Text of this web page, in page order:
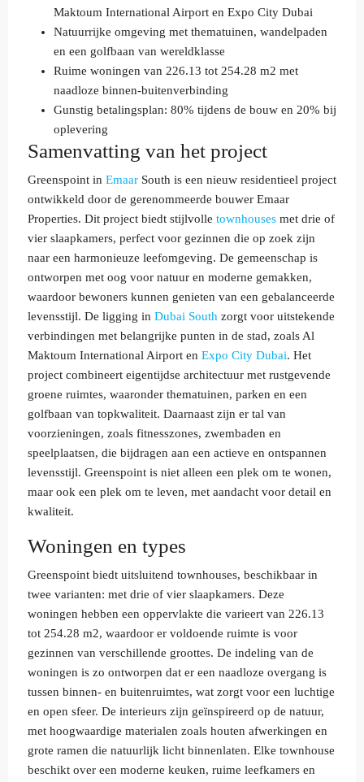
Maktoum International Airport en Expo City Dubai
Natuurrijke omgeving met thematuinen, wandelpaden
en een golfbaan van wereldklasse
Ruime woningen van 226.13 tot 254.28 m2 met
naadloze binnen-buitenverbinding
Gunstig betalingsplan: 80% tijdens de bouw en 20% bij
oplevering
Samenvatting van het project
Greenspoint in Emaar South is een nieuw residentieel project
ontwikkeld door de gerenommeerde bouwer Emaar
Properties. Dit project biedt stijlvolle townhouses met drie of
vier slaapkamers, perfect voor gezinnen die op zoek zijn
naar een harmonieuze leefomgeving. De gemeenschap is
ontworpen met oog voor natuur en moderne gemakken,
waardoor bewoners kunnen genieten van een gebalanceerde
levensstijl. De ligging in Dubai South zorgt voor uitstekende
verbindingen met belangrijke punten in de stad, zoals Al
Maktoum International Airport en Expo City Dubai. Het
project combineert eigentijdse architectuur met rustgevende
groene ruimtes, waaronder thematuinen, parken en een
golfbaan van topkwaliteit. Daarnaast zijn er tal van
voorzieningen, zoals fitnesszones, zwembaden en
speelplaatsen, die bijdragen aan een actieve en ontspannen
levensstijl. Greenspoint is niet alleen een plek om te wonen,
maar ook een plek om te leven, met aandacht voor detail en
kwaliteit.
Woningen en types
Greenspoint biedt uitsluitend townhouses, beschikbaar in
twee varianten: met drie of vier slaapkamers. Deze
woningen hebben een oppervlakte die varieert van 226.13
tot 254.28 m2, waardoor er voldoende ruimte is voor
gezinnen van verschillende groottes. De indeling van de
woningen is zo ontworpen dat er een naadloze overgang is
tussen binnen- en buitenruimtes, wat zorgt voor een luchtige
en open sfeer. De interieurs zijn geïnspireerd op de natuur,
met hoogwaardige materialen zoals houten afwerkingen en
grote ramen die natuurlijk licht binnenlaten. Elke townhouse
beschikt over een moderne keuken, ruime leefkamers en